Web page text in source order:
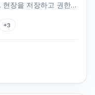
장을 저장하고 권한을
+3